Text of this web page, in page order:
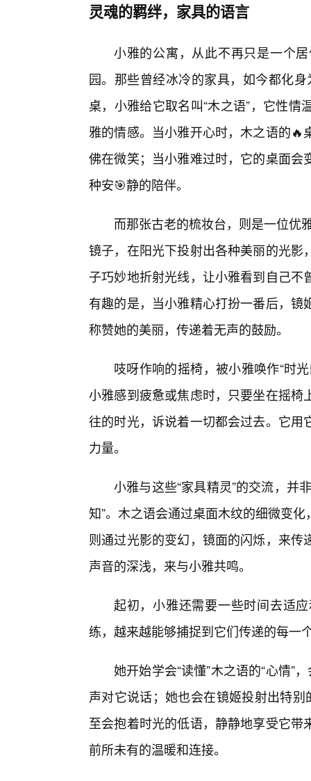
灵魂的羁绊，家具的语言
小雅的公寓，从此不再只是一个
园。那些曾经冰冷的家具，如今都化身
桌，小雅给它取名叫“木之语”，它性
雅的情感。当小雅开心时，木之语的
佛在微笑；当小雅难过时，它的桌面
种安🎯静的陪伴。
而那张古老的梳妆台，则是一位优
镜子，在阳光下投射出各种美丽的光
子巧妙地折射光线，让小雅看到自己
有趣的是，当小雅精心打扮一番后，
称赞她的美丽，传递着无声的鼓励。
吱呀作响的摇椅，被小雅唤作“时
小雅感到疲惫或焦虑时，只要坐在摇
往的时光，诉说着一切都会过去。它
力量。
小雅与这些“家具精灵”的交流，并
知”。木之语会通过桌面木纹的细微变
则通过光影的变幻，镜面的闪烁，来
声音的深浅，来与小雅共鸣。
起初，小雅还需要一些时间去适
练，越来越能够捕捉到它们传递的每一
她开始学会“读懂”木之语的“心情”
声对它说话；她也会在镜姬投射出特
至会抱着时光的低语，静静地享受它
前所未有的温暖和连接。